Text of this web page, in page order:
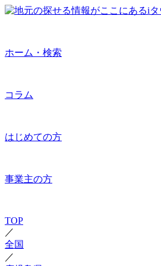
ホーム・検索
コラム
はじめての方
事業主の方
TOP
／
全国
／